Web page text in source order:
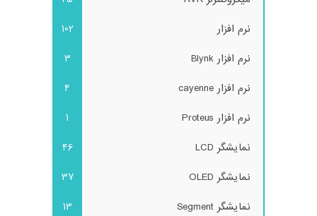
نرم افزار
102
نرم افزار Blynk
3
نرم افزار cayenne
4
نرم افزار Proteus
1
نمایشگر LCD
46
نمایشگر OLED
37
نمایشگر Segment
13